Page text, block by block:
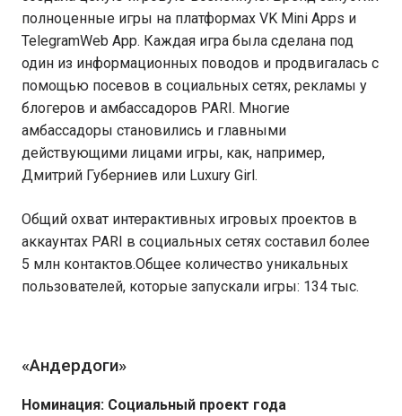
полноценные игры на платформах VK Mini Apps и
TelegramWeb App. Каждая игра была сделана под
один из информационных поводов и продвигалась с
помощью посевов в социальных сетях, рекламы у
блогеров и амбассадоров PARI. Многие
амбассадоры становились и главными
действующими лицами игры, как, например,
Дмитрий Губерниев или Luxury Girl.
Общий охват интерактивных игровых проектов в
аккаунтах PARI в социальных сетях составил более
5 млн контактов.Общее количество уникальных
пользователей, которые запускали игры: 134 тыс.
«Андердоги»
Номинация: Социальный проект года